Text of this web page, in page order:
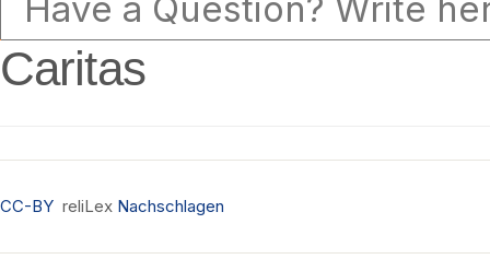
Caritas
CC-BY reliLex Nachschlagen